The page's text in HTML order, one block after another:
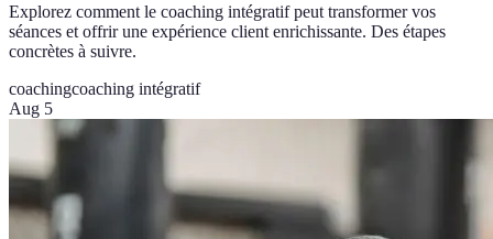
Explorez comment le coaching intégratif peut transformer vos
séances et offrir une expérience client enrichissante. Des étapes
concrètes à suivre.
coachingcoaching intégratif
Aug 5